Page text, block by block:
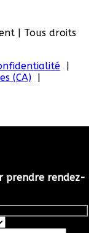
| Tous droits
|
(CA) |
prendre rendez-